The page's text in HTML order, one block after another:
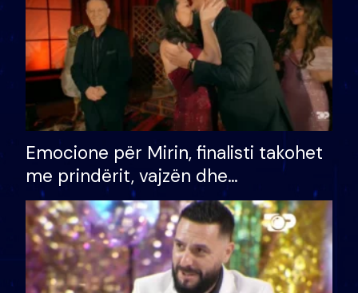
Emocione për Mirin, finalisti takohet
me prindërit, vajzën dhe
bashkëshorten: S’kemi ndonjë letër
divorci apo jo?